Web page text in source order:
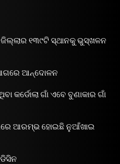
୧୩୯ଟି ସ୍ଥାନକୁ ଭୁସ୍ଖଳନ
ଆନ୍ଦୋଳନ
କର୍ଡୋଲା ଗାଁ ଏବେ ବୁଣାକାର ଗାଁ
ଆରମ୍ଭ ହୋଇଛି ନୁଆଁଖାଇ